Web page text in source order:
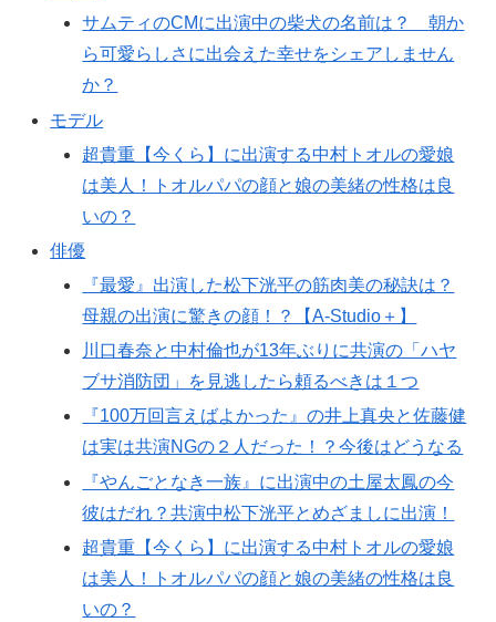
サムティのCMに出演中の柴犬の名前は？ 朝か
ら可愛らしさに出会えた幸せをシェアしません
か？
モデル
超貴重【今くら】に出演する中村トオルの愛娘
は美人！トオルパパの顔と娘の美緒の性格は良
いの？
俳優
『最愛』出演した松下洸平の筋肉美の秘訣は？
母親の出演に驚きの顔！？【A-Studio＋】
川口春奈と中村倫也が13年ぶりに共演の「ハヤ
ブサ消防団」を見逃したら頼るべきは１つ
『100万回言えばよかった』の井上真央と佐藤健
は実は共演NGの２人だった！？今後はどうなる
『やんごとなき一族』に出演中の土屋太鳳の今
彼はだれ？共演中松下洸平とめざましに出演！
超貴重【今くら】に出演する中村トオルの愛娘
は美人！トオルパパの顔と娘の美緒の性格は良
いの？